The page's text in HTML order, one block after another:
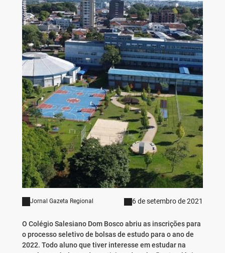
Jornal Gazeta Regional 6 de setembro de 2021
O Colégio Salesiano Dom Bosco abriu as inscrições para
o processo seletivo de bolsas de estudo para o ano de
2022. Todo aluno que tiver interesse em estudar na